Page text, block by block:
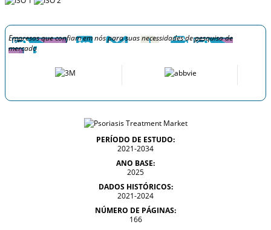
Empresas que confiam em nós para suas necessidades de pesquisa de
mercado
PERÍODO DE ESTUDO:
2021-2034
ANO BASE:
2025
DADOS HISTÓRICOS:
2021-2024
NÚMERO DE PÁGINAS:
166